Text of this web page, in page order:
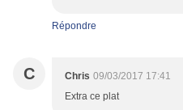
Répondre
C Chris 09/03/2017 17:41
Extra ce plat